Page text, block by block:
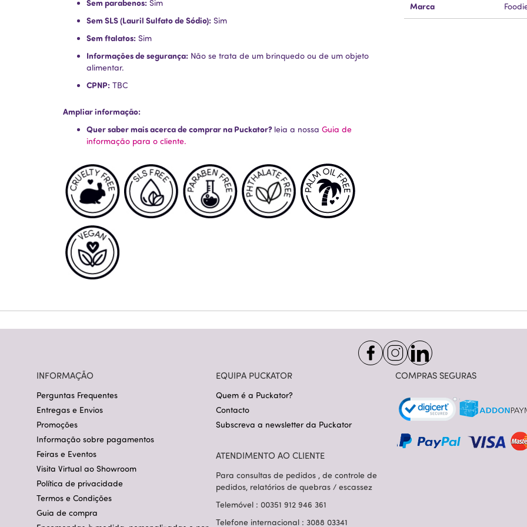
Sem parabenos: Sim
Sem SLS (Lauril Sulfato de Sódio): Sim
Sem ftalatos: Sim
Informações de segurança: Não se trata de um brinquedo ou de um objeto
alimentar.
CPNP: TBC
Ampliar informação:
Quer saber mais acerca de comprar na Puckator? leia a nossa Guia de
informação para o cliente.
Marca
INFORMAÇÃO
Perguntas Frequentes
Entregas e Envios
Promoções
Informação sobre pagamentos
Feiras e Eventos
Visita Virtual ao Showroom
Política de privacidade
Termos e Condições
Guia de compra
EQUIPA PUCKATOR
Quem é a Puckator?
Contacto
Subscreva a newsletter da Puckator
ATENDIMENTO AO CLIENTE
Para consultas de pedidos , de controle de
pedidos, relatórios de quebras / escassez
Telemóvel : 00351 912 946 361
Telefone internacional : 3088 03341
COMPRAS SEGURAS